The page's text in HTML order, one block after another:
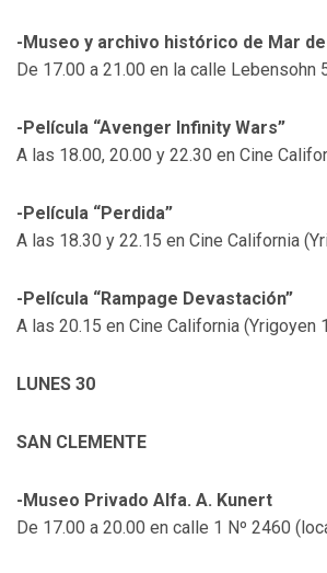
-Museo y archivo histórico de Mar
De 17.00 a 21.00 en la calle Lebensohn
-Película “Avenger Infinity Wars”
A las 18.00, 20.00 y 22.30 en Cine
-Película “Perdida”
A las 18.30 y 22.15 en Cine California
-Película “Rampage Devastación”
A las 20.15 en Cine California (Yrigoyen
LUNES 30
SAN CLEMENTE
-Museo Privado Alfa. A. Kunert
De 17.00 a 20.00 en calle 1 Nº 2460